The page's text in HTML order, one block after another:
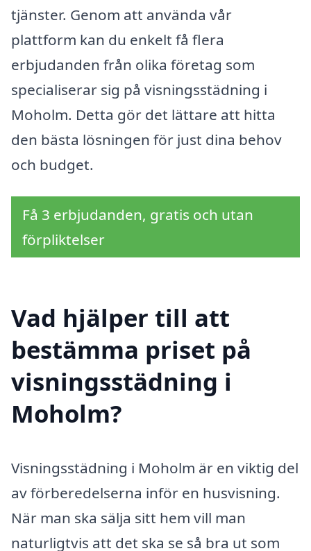
tjänster. Genom att använda vår
plattform kan du enkelt få flera
erbjudanden från olika företag som
specialiserar sig på visningsstädning i
Moholm. Detta gör det lättare att hitta
den bästa lösningen för just dina behov
och budget.
Få 3 erbjudanden, gratis och utan
förpliktelser
Vad hjälper till att
bestämma priset på
visningsstädning i
Moholm?
Visningsstädning i Moholm är en viktig del
av förberedelserna inför en husvisning.
När man ska sälja sitt hem vill man
naturligtvis att det ska se så bra ut som